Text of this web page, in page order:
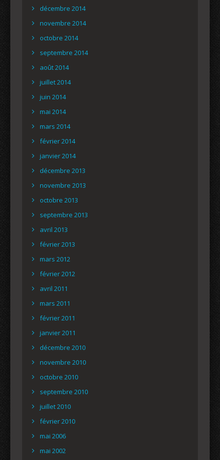
décembre 2014
novembre 2014
octobre 2014
septembre 2014
août 2014
juillet 2014
juin 2014
mai 2014
mars 2014
février 2014
janvier 2014
décembre 2013
novembre 2013
octobre 2013
septembre 2013
avril 2013
février 2013
mars 2012
février 2012
avril 2011
mars 2011
février 2011
janvier 2011
décembre 2010
novembre 2010
octobre 2010
septembre 2010
juillet 2010
février 2010
mai 2006
mai 2002